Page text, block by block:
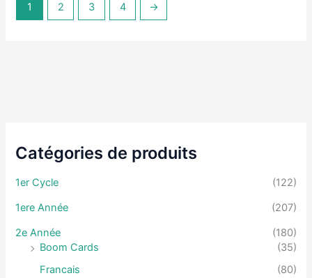
Catégories de produits
1er Cycle
(122)
1ere Année
(207)
2e Année
(180)
Boom Cards
(35)
Francais
(80)
1 2 3 4 →